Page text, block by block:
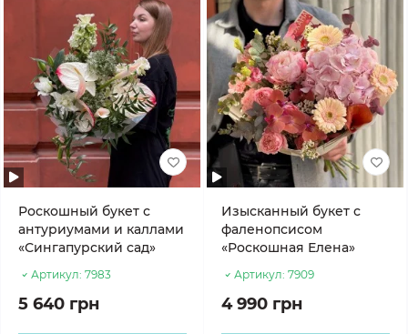
Роскошный букет с
антуриумами и каллами
«Сингапурский сад»
Артикул: 7983
5 640 грн
Изысканный букет с
фаленопсисом
«Роскошная Елена»
Артикул: 7909
4 990 грн